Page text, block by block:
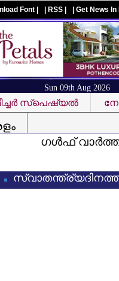
Font | | RSS | | Get News In
Sun 09th Aug 2026
സ്‌പെഷ്യല്‍
ഗള്‍ഫ്